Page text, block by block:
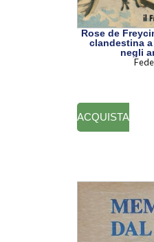
Rose de Freycinet Una
clandestina
negli
ACQUISTA